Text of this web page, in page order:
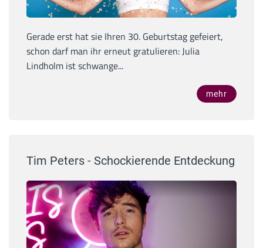
Gerade erst hat sie Ihren 30. Geburtstag gefeiert,
schon darf man ihr erneut gratulieren: Julia
Lindholm ist schwange...
mehr
Tim Peters - Schockierende Entdeckung